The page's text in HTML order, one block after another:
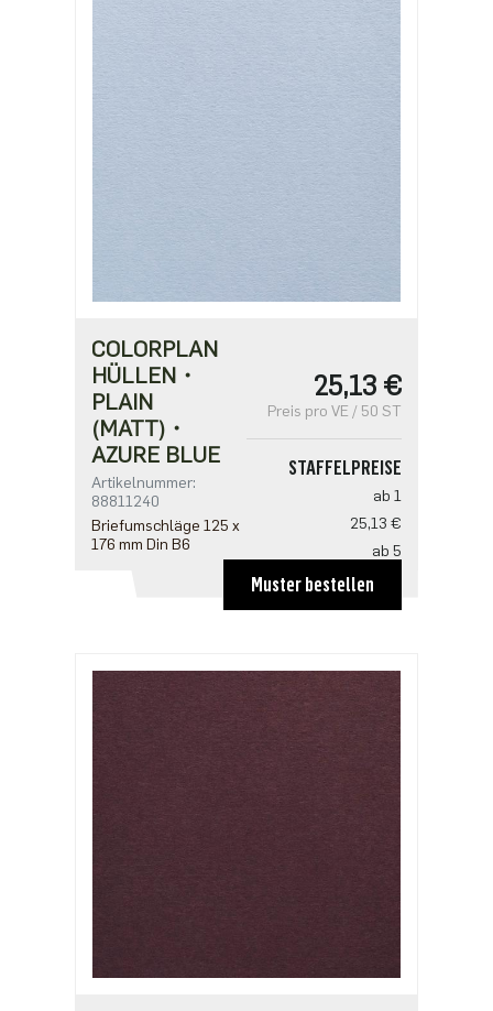
COLORPLAN
HÜLLEN・
PLAIN
(MATT)・
AZURE BLUE
Artikelnummer:
88811240
Briefumschläge 125 x
176 mm Din B6
25,13 €
Preis pro VE / 50 ST
STAFFELPREISE
ab 1
25,13 €
ab 5
20,10 €
Muster bestellen